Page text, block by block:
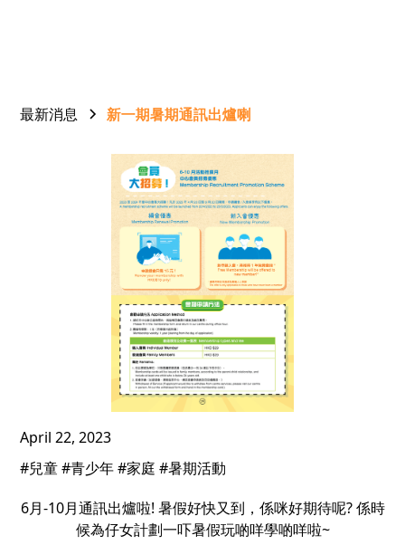
最新消息 新一期暑期通訊出爐喇
April 22, 2023
#兒童 #青少年 #家庭 #暑期活動
6月-10月通訊出爐啦! 暑假好快又到，係咪好期待呢? 係時
候為仔女計劃一吓暑假玩啲咩學啲咩啦~